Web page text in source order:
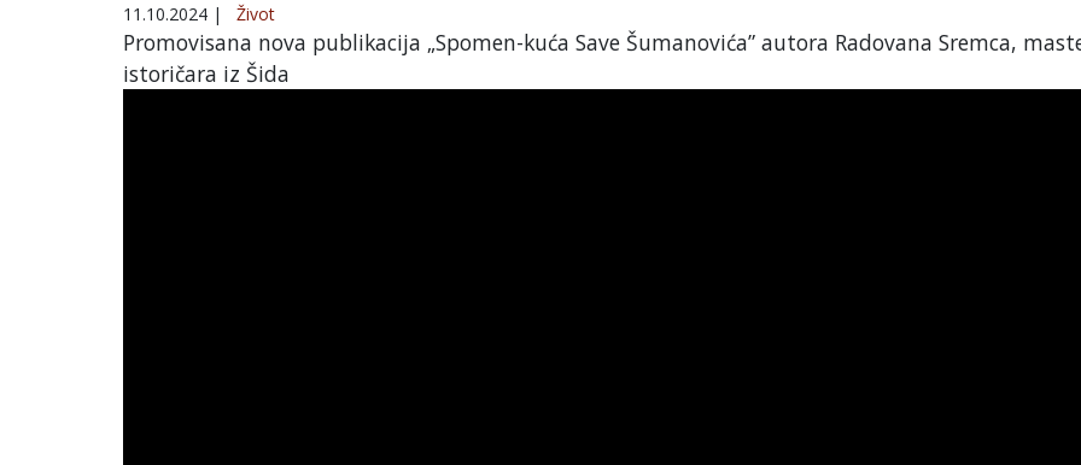
11.10.2024 | Život
Promovisana nova publikacija „Spomen-kuća Save Šumanovića” autora Radovana Sremca,
istoričara iz Šida